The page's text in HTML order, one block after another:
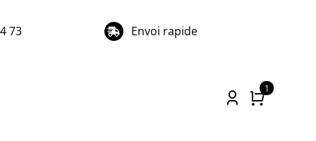
73 Envoi rapide
1